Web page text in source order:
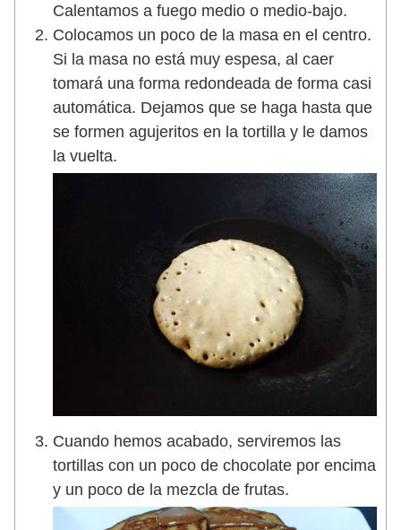
Calentamos a fuego medio o medio-bajo.
Colocamos un poco de la masa en el centro.
Si la masa no está muy espesa, al caer
tomará una forma redondeada de forma casi
automática. Dejamos que se haga hasta que
se formen agujeritos en la tortilla y le damos
la vuelta.
Cuando hemos acabado, serviremos las
tortillas con un poco de chocolate por encima
y un poco de la mezcla de frutas.